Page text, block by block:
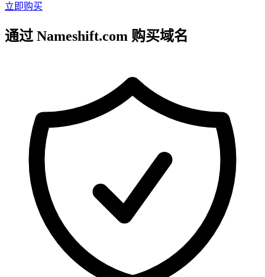
立即购买
通过 Nameshift.com 购买域名